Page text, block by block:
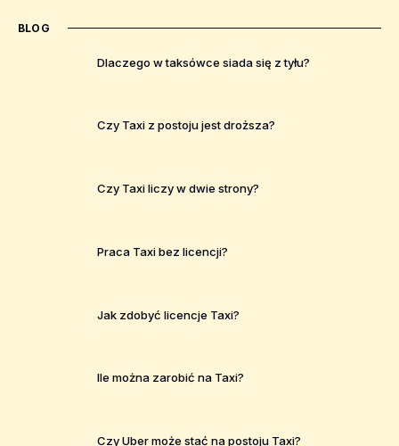
BLOG
Dlaczego w taksówce siada się z tyłu?
Czy Taxi z postoju jest droższa?
Czy Taxi liczy w dwie strony?
Praca Taxi bez licencji?
Jak zdobyć licencje Taxi?
Ile można zarobić na Taxi?
Czy Uber może stać na postoju Taxi?